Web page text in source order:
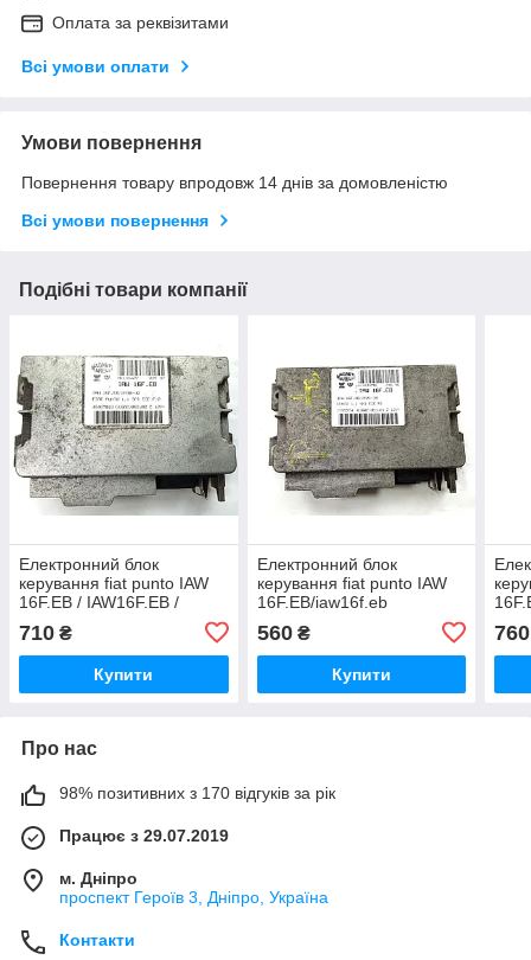
Оплата за реквізитами
Всі умови оплати
Умови повернення
Повернення товару впродовж 14 днів за домовленістю
Всі умови повернення
Подібні товари компанії
Електронний блок
керування fiat punto IAW
16F.EB / IAW16F.EB /
710 ₴
Купити
Електронний блок
керування fiat punto IAW
16F.EB/iaw16f.eb
560₴
Купити
760
Про нас
98% позитивних з 170 відгуків за рік
Працює з 29.07.2019
м. Дніпро
проспект Героїв 3, Дніпро, Україна
Контакти